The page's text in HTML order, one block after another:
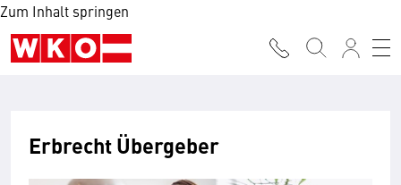
Zum Inhalt springen
Erbrecht Übergeber